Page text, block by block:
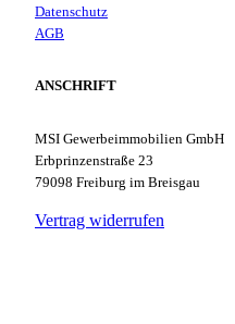
Datenschutz
AGB
ANSCHRIFT
MSI Gewerbeimmobilien GmbH
Erbprinzenstraße 23
79098 Freiburg im Breisgau
Vertrag widerrufen